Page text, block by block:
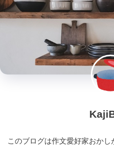
このブログは作文愛好家おかし